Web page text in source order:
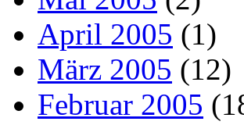
April 2005 (1)
März 2005 (12)
Februar 2005